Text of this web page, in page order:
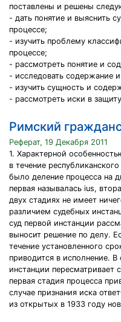
поставлены и решены
- дать понятие и выяснить
процессе;
- изучить проблему
процессе;
- рассмотреть понятие и
- исследовать содержание
- изучить сущность и
- рассмотреть иски в
Римский
Реферат, 19 Декабря 2011
1. Характерной
в течение
было деление процесса на
первая называлась ius,
двух стадиях не имеет
различием судебных
суд первой инстанции
выносит решение по делу.
течение установленного
приводится в исполнение.
инстанции пересматривает
первая стадия процесса
случае признания иска
из открытых в 1933 году